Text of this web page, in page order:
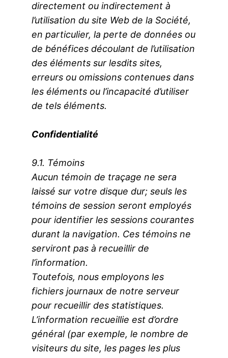
directement ou indirectement à
l’utilisation du site Web de la Société,
en particulier, la perte de données ou
de bénéfices découlant de l’utilisation
des éléments sur lesdits sites,
erreurs ou omissions contenues dans
les éléments ou l’incapacité d’utiliser
de tels éléments.
Confidentialité
9.1. Témoins
Aucun témoin de traçage ne sera
laissé sur votre disque dur; seuls les
témoins de session seront employés
pour identifier les sessions courantes
durant la navigation. Ces témoins ne
serviront pas à recueillir de
l’information.
Toutefois, nous employons les
fichiers journaux de notre serveur
pour recueillir des statistiques.
L’information recueillie est d’ordre
général (par exemple, le nombre de
visiteurs du site, les pages les plus